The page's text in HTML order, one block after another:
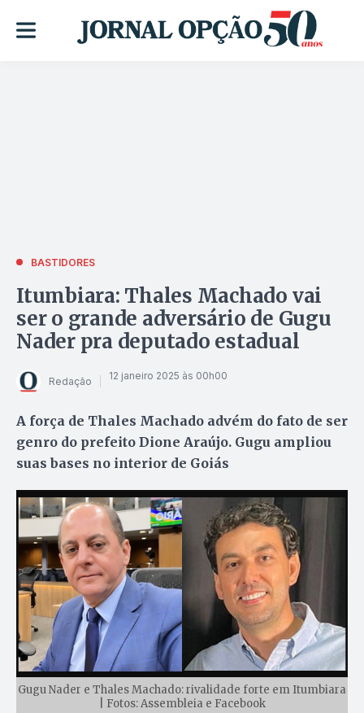
BASTIDORES
Itumbiara: Thales Machado vai
ser o grande adversário de Gugu
Nader pra deputado estadual
Redação 12 janeiro 2025 às 00h00
A força de Thales Machado advém do fato de ser
genro do prefeito Dione Araújo. Gugu ampliou
suas bases no interior de Goiás
Gugu Nader e Thales Machado: rivalidade forte em Itumbiara
| Fotos: Assembleia e Facebook